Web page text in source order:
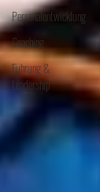
Personalentwicklung
Coaching
Führung &
Leadership